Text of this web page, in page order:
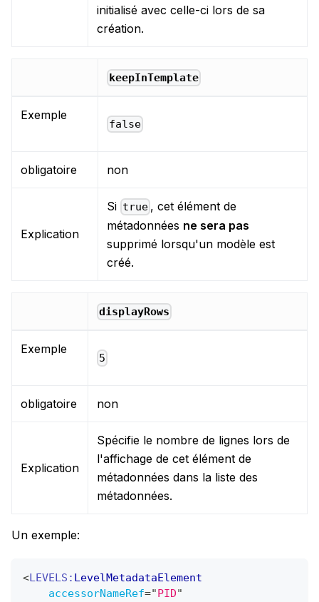
initialisé avec celle-ci lors de sa
création.
keepInTemplate
Exemple
false
obligatoire non
Explication
Si true , cet élément de
métadonnées ne sera pas
supprimé lorsqu'un modèle est
créé.
displayRows
Exemple
5
obligatoire non
Explication
Spécifie le nombre de lignes lors de
l'affichage de cet élément de
métadonnées dans la liste des
métadonnées.
Un exemple:
<LEVELS: LevelMetadataElement
accessorNameRef="PID"